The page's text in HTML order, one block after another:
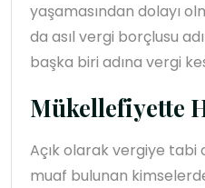
yaşamasından dolayı
da asıl vergi borçlusu
başka biri adına vergi
Mükellefiyette
Açık olarak vergiye
muaf bulunan